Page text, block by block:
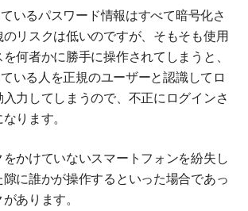
いるパスワード情報はすべて暗号化さ
リスクは低いのですが、そもそも使用
何者かに勝手に操作されてしまうと、
いる人を正規のユーザーと認識してロ
力してしまうので、不正にログインさ
ります。
かけていないスマートフォンを紛失し
に誰かが操作するといった場合であっ
あります。